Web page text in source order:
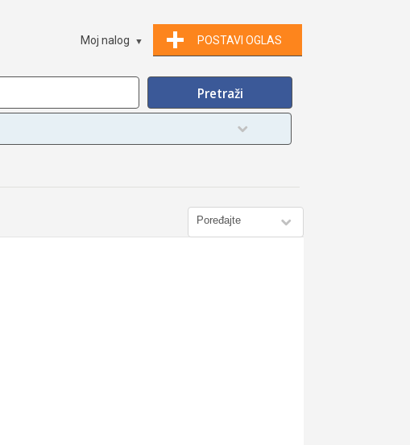
POSTAVI OGLAS
Moj nalog